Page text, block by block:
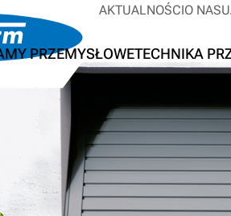
PRZEMYSŁOWETECHNIKA
AKTUALNOŚCIO NAS